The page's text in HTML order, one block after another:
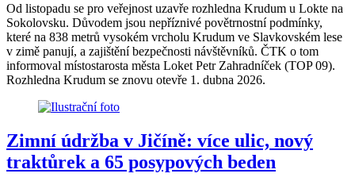
Od listopadu se pro veřejnost uzavře rozhledna Krudum u Lokte na
Sokolovsku. Důvodem jsou nepříznivé povětrnostní podmínky,
které na 838 metrů vysokém vrcholu Krudum ve Slavkovském lese
v zimě panují, a zajištění bezpečnosti návštěvníků. ČTK o tom
informoval místostarosta města Loket Petr Zahradníček (TOP 09).
Rozhledna Krudum se znovu otevře 1. dubna 2026.
Zimní údržba v Jičíně: více ulic, nový
traktůrek a 65 posypových beden